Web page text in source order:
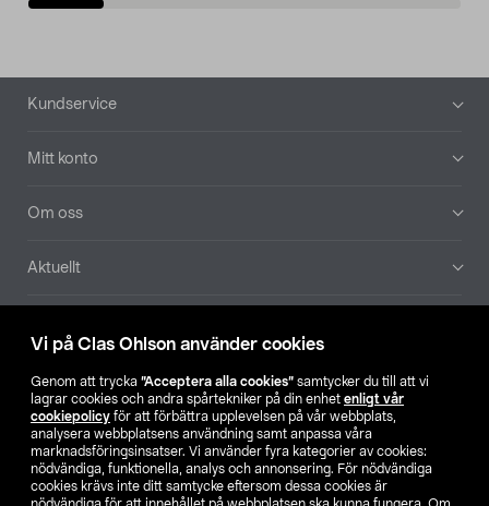
Vi på Clas Ohlson använder cookies
Genom att trycka ”Acceptera alla cookies” samtycker du till att vi
lagrar cookies och andra spårtekniker på din enhet enligt vår
cookiepolicy för att förbättra upplevelsen på vår webbplats,
analysera webbplatsens användning samt anpassa våra
marknadsföringsinsatser. Vi använder fyra kategorier av cookies:
nödvändiga, funktionella, analys och annonsering. För nödvändiga
cookies krävs inte ditt samtycke eftersom dessa cookies är
Sidfot
Kundservice
Mitt konto
Om oss
Aktuellt
Hitta butik
SE NO FI